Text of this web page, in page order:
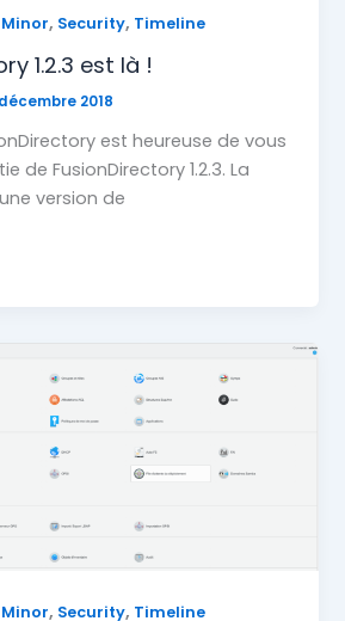
Minor, Security, Timeline
1.2.3 est là !
2018
est heureuse de vous
de FusionDirectory 1.2.3. La
version de
Minor, Security, Timeline